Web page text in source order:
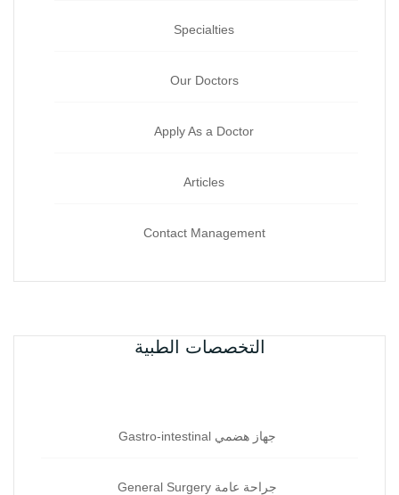
Specialties
Our Doctors
Apply As a Doctor
Articles
Contact Management
التخصصات الطبية
Gastro-intestinal جهاز هضمي‏
General Surgery جراحة‏ عامة